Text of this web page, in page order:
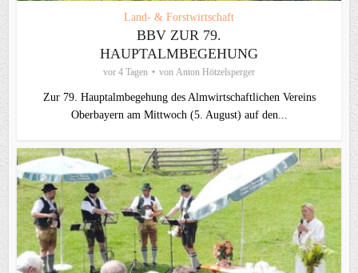
Land- & Forstwirtschaft
BBV ZUR 79.
HAUPTALMBEGEHUNG
vor 4 Tagen von Anton Hötzelsperger
Zur 79. Hauptalmbegehung des Almwirtschaftlichen Vereins
Oberbayern am Mittwoch (5. August) auf den...